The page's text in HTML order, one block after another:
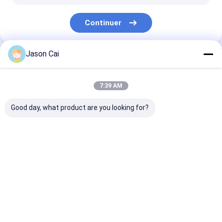
Continuer
Nos Catégories
Jason Cai
7:39 AM
Good day, what product are you looking for?